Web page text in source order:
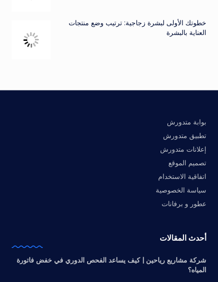
خطوتك الأولى لبشرة زجاجية: ترتيب وضع منتجات
العناية بالبشرة
بوابة متدورش
تطبيق متدورش
إعلانات متدورش
تصميم الموقع
اتفاقية الاستخدام
سياسة الخصوصية
عطور و برفانات
أحدث المقالات
شركة مشاريع رياحين | كيف يساعد الفحص الدوري في خفض فاتورة
المياه؟